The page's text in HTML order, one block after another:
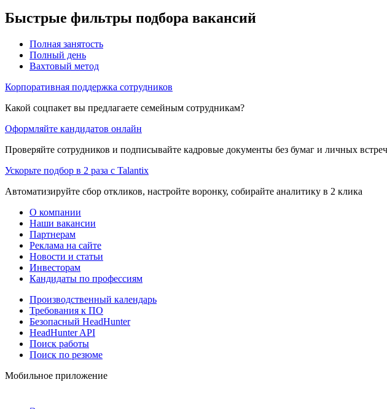
Быстрые фильтры подбора вакансий
Полная занятость
Полный день
Вахтовый метод
Корпоративная поддержка сотрудников
Какой соцпакет вы предлагаете семейным сотрудникам?
Оформляйте кандидатов онлайн
Проверяйте сотрудников и подписывайте кадровые документы без бумаг и личных встреч
Ускорьте подбор в 2 раза с Talantix
Автоматизируйте сбор откликов, настройте воронку, собирайте аналитику в 2 клика
О компании
Наши вакансии
Партнерам
Реклама на сайте
Новости и статьи
Инвесторам
Кандидаты по профессиям
Производственный календарь
Требования к ПО
Безопасный HeadHunter
HeadHunter API
Поиск работы
Поиск по резюме
Мобильное приложение